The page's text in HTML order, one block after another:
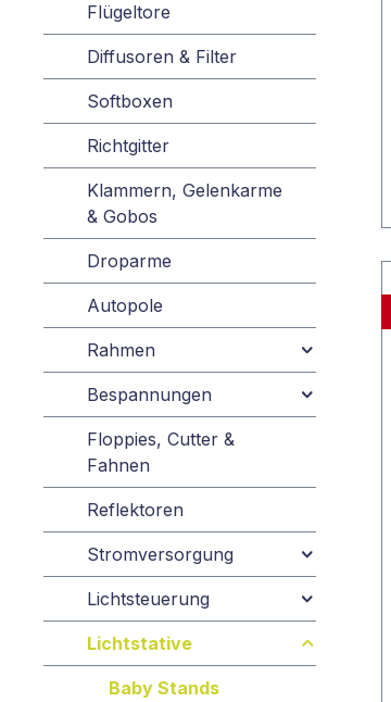
Flügeltore
Diffusoren & Filter
Softboxen
Richtgitter
Klammern, Gelenkarme
& Gobos
Droparme
Autopole
Rahmen
Bespannungen
Floppies, Cutter &
Fahnen
Reflektoren
Stromversorgung
Lichtsteuerung
Lichtstative
Baby Stands